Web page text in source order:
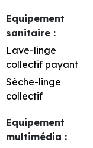
Equipement
sanitaire :
Lave-linge
collectif payant
Sèche-linge
collectif
Equipement
multimédia :